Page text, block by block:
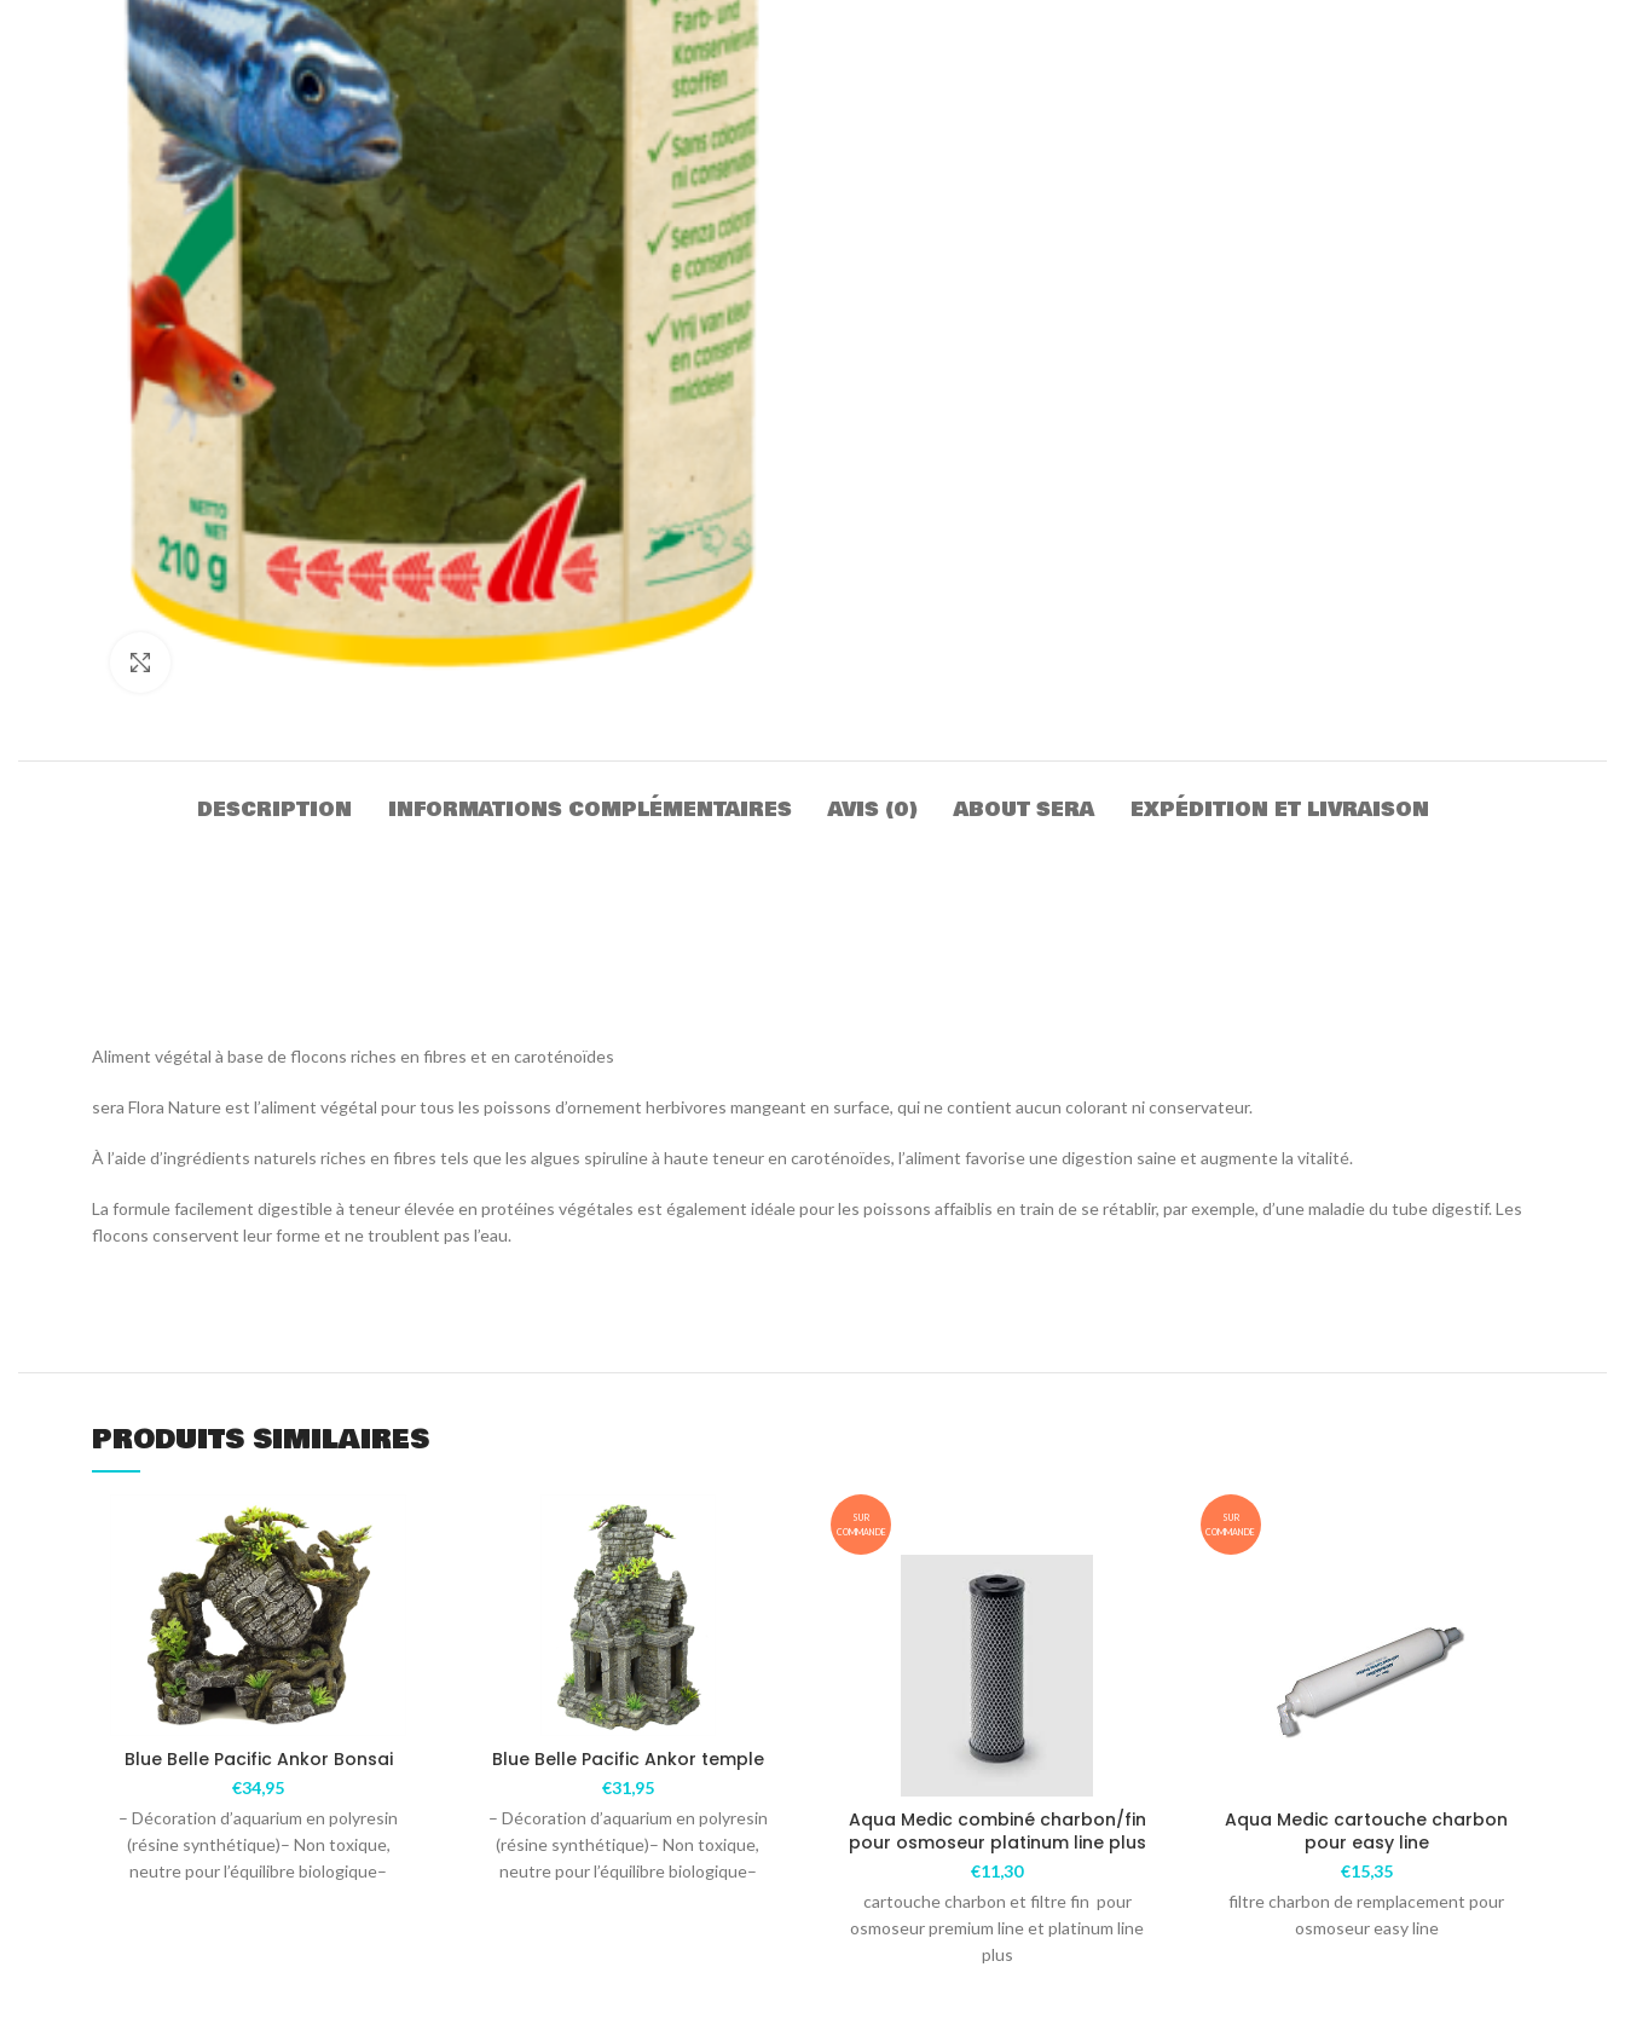
Click to enlarge
DESCRIPTION INFORMATIONS COMPLÉMENTAIRES AVIS (0) ABOUT SERA EXPÉDITION ET LIVRAISON
Aliment végétal à base de flocons riches en fibres et en caroténoïdes
sera Flora Nature est l’aliment végétal pour tous les poissons d’ornement herbivores mangeant en surface, qui ne contient aucun colorant ni conservateur.
À l’aide d’ingrédients naturels riches en fibres tels que les algues spiruline à haute teneur en caroténoïdes, l’aliment favorise une digestion saine et augmente la vitalité.
La formule facilement digestible à teneur élevée en protéines végétales est également idéale pour les poissons affaiblis en train de se rétablir, par exemple, d’une maladie du tube digestif. Les
flocons conservent leur forme et ne troublent pas l’eau.
PRODUITS SIMILAIRES
Blue Belle Pacific Ankor Bonsai
€34,95
– Décoration d’aquarium en polyresin
(résine synthétique)– Non toxique,
neutre pour l’équilibre biologique–
Blue Belle Pacific Ankor temple
€31,95
– Décoration d’aquarium en polyresin
(résine synthétique)– Non toxique,
neutre pour l’équilibre biologique–
SUR
COMMANDE
Aqua Medic combiné charbon/fin
pour osmoseur platinum line plus
€11,30
cartouche charbon et filtre fin pour
osmoseur premium line et platinum line
plus
SUR
COMMANDE
Aqua Medic cartouche charbon
pour easy line
€15,35
filtre charbon de remplacement pour
osmoseur easy line